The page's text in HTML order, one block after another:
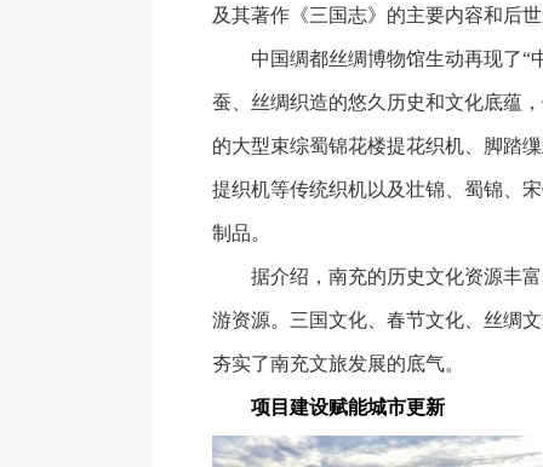
及其著作《三国志》的主要内容和后
中国绸都丝绸博物馆生动再现了“
蚕、丝绸织造的悠久历史和文化底蕴
的大型束综蜀锦花楼提花织机、脚踏
提织机等传统织机以及壮锦、蜀锦、
制品。
据介绍，南充的历史文化资源丰富
游资源。三国文化、春节文化、丝绸
夯实了南充文旅发展的底气。
项目建设赋能城市更新